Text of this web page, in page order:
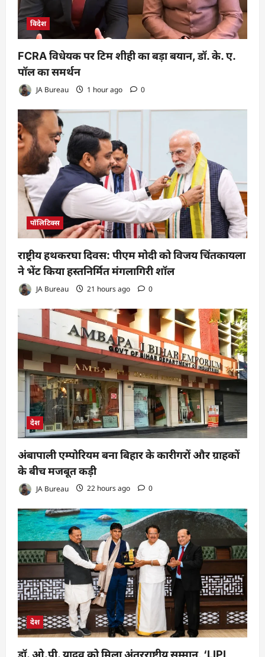
विदेश
FCRA विधेयक पर टिम शीही का बड़ा बयान, डॉ. के. ए.
पॉल का समर्थन
JA Bureau 1 hour ago 0
पॉलिटिक्स
राष्ट्रीय हथकरघा दिवस: पीएम मोदी को विजय चिंतकायला
ने भेंट किया हस्तनिर्मित मंगलागिरी शॉल
JA Bureau 21 hours ago 0
देश
अंबापाली एम्पोरियम बना बिहार के कारीगरों और ग्राहकों
के बीच मजबूत कड़ी
JA Bureau 22 hours ago 0
देश
डॉ. ओ.पी. यादव को मिला अंतरराष्ट्रीय सम्मान, ‘LIPI